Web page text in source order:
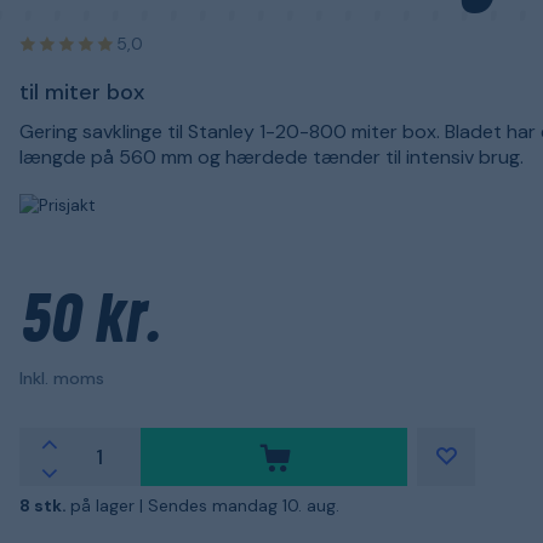
5,0
til miter box
Gering savklinge til Stanley 1-20-800 miter box. Bladet har
længde på 560 mm og hærdede tænder til intensiv brug.
50 kr.
Inkl. moms
8 stk. på lager | Sendes mandag 10. aug.